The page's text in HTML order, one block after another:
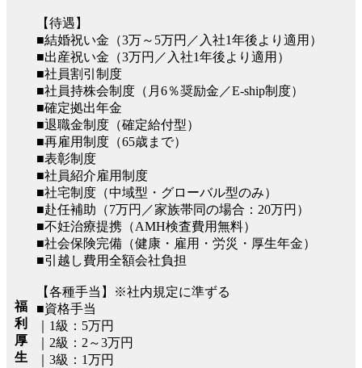
福
利
厚
生
【待遇】
■結婚祝い金（3万～5万円／入社1年後より適用）
■出産祝い金（3万円／入社1年後より適用）
■社員割引制度
■社員持株会制度（月6％奨励金／E-ship制度）
■確定拠出年金
■退職金制度（確定給付型）
■再雇用制度（65歳まで）
■表彰制度
■社員紹介雇用制度
■社宅制度（中域型・グローバル型のみ）
■赴任補助（7万円／家族帯同の場合：20万円）
■不妊治療提携（AMH検査費用無料）
■社会保険完備（健康・雇用・労災・厚生年金）
■引越し費用全額会社負担
【各種手当】※社内規定に準ずる
■資格手当
｜1級：5万円
｜2級：2～3万円
｜3級：1万円